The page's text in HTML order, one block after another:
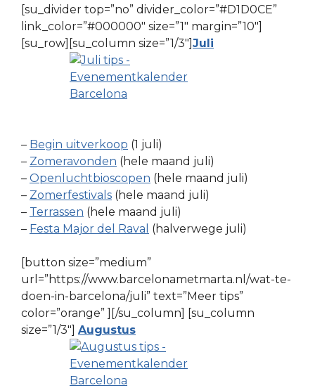
[su_divider top=”no” divider_color=”#D1D0CE”
link_color=”#000000″ size=”1″ margin=”10″]
[su_row][su_column size=”1/3″]Juli
– Begin uitverkoop (1 juli)
– Zomeravonden (hele maand juli)
– Openluchtbioscopen (hele maand juli)
– Zomerfestivals (hele maand juli)
– Terrassen (hele maand juli)
– Festa Major del Raval (halverwege juli)
[button size=”medium”
url=”https://www.barcelonametmarta.nl/wat-te-
doen-in-barcelona/juli” text=”Meer tips”
color=”orange” ][/su_column] [su_column
size=”1/3″] Augustus